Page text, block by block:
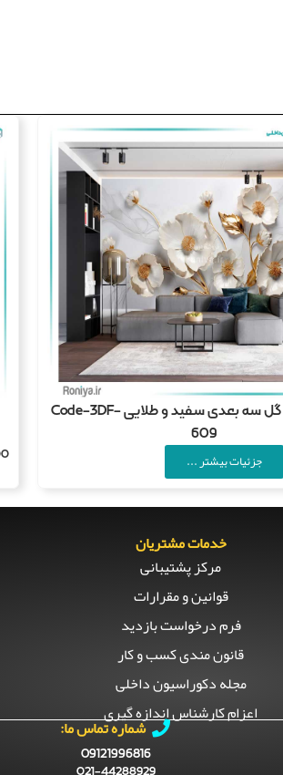
پوستردیواری گل سه بعدی سفید و طلایی Code-3DF-
609
جزئیات بیشتر ...
خدمات مشتریان
مرکز پشتیبانی
قوانین و مقرارات
فرم درخواست بازدید
قانون مندی کسب و کار
مجله دکوراسیون داخلی
اعزام کارشناس اندازه گیری
شماره تماس ما:
09121996816